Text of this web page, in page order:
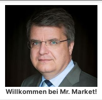
Willkommen bei Mr. Market!